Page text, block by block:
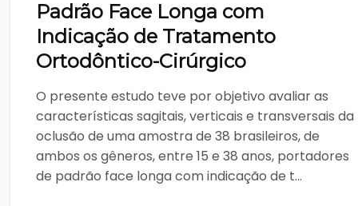
Padrão Face Longa com
Indicação de Tratamento
Ortodôntico-Cirúrgico
O presente estudo teve por objetivo avaliar as
características sagitais, verticais e transversais da
oclusão de uma amostra de 38 brasileiros, de
ambos os gêneros, entre 15 e 38 anos, portadores
de padrão face longa com indicação de t...